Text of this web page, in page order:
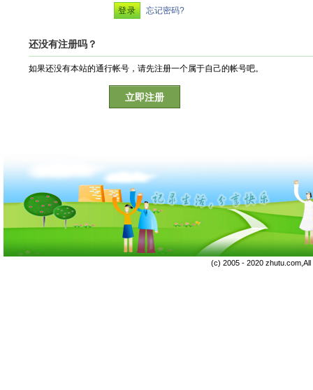
忘记密码?
还没有注册吗？
如果还没有本站的通行帐号，请先注册一个属于自己的帐号吧。
立即注册
(c) 2005 - 2020